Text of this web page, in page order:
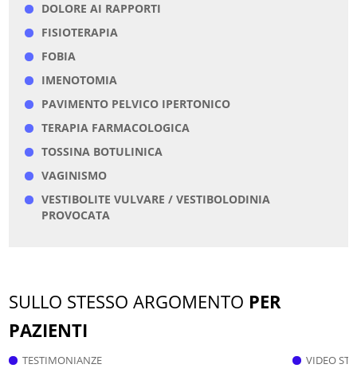
DOLORE AI RAPPORTI
FISIOTERAPIA
FOBIA
IMENOTOMIA
PAVIMENTO PELVICO IPERTONICO
TERAPIA FARMACOLOGICA
TOSSINA BOTULINICA
VAGINISMO
VESTIBOLITE VULVARE / VESTIBOLODINIA
PROVOCATA
SULLO STESSO ARGOMENTO PER
PAZIENTI
TESTIMONIANZE VIDEO